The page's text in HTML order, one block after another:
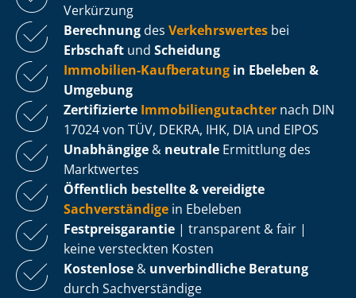
Verkürzung
Berechnung des Verkehrswertes bei
Erbschaft und Scheidung
Immobilien-Kaufberatung in Ebeleben &
Umgebung
Zertifizierte Im­mo­bi­li­en­gut­ach­ter nach DIN
17024 von TÜV, DEKRA, IHK, DIA und EIPOS
Unabhängige & neutrale Ermittlung des
Marktwertes
Öffentlich bestellte & vereidigte
Sachverständige in Ebeleben
Fest­preis­ga­ran­tie | transparent & fair |
keine versteckten Kosten
Kostenlose & unverbindliche Beratung
durch Sachverständige